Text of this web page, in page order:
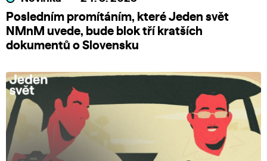
Posledním promítáním, které Jeden svět
NMnM uvede, bude blok tří kratších
dokumentů o Slovensku